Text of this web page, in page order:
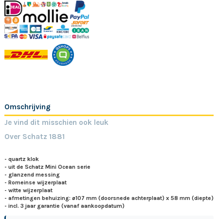
Omschrijving
Je vind dit misschien ook leuk
Over Schatz 1881
- quartz klok
- uit de Schatz Mini Ocean serie
- glanzend messing
- Romeinse wijzerplaat
- witte wijzerplaat
- afmetingen behuizing: ø107 mm (doorsnede achterplaat) x 58 mm (diepte)
- incl. 3 jaar garantie (vanaf aankoopdatum)